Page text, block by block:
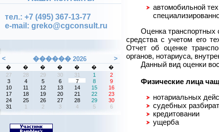
тел.: +7 (495) 367-13-77
e-mail: greko@cgconsult.ru
автомобильной
Оценка транспортных
средства с учетом его
Отчет об оценке
органов, нотариуса,
Данный вид оценки
Физические лица
нотариальных
судебных
кредитовании
ущерба